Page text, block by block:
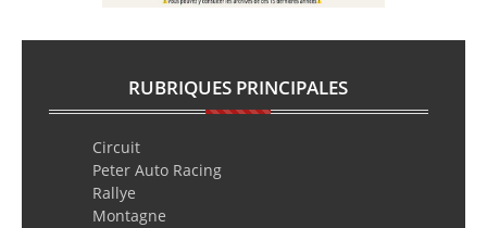
RUBRIQUES PRINCIPALES
Circuit
Peter Auto Racing
Rallye
Montagne